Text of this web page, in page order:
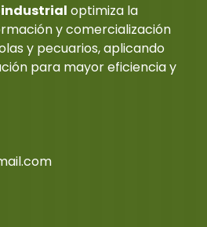
optimiza la
y comercialización
y pecuarios, aplicando
para mayor eficiencia y
m